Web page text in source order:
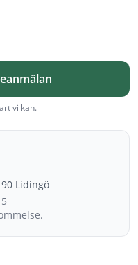
vi kan.
Lidingö